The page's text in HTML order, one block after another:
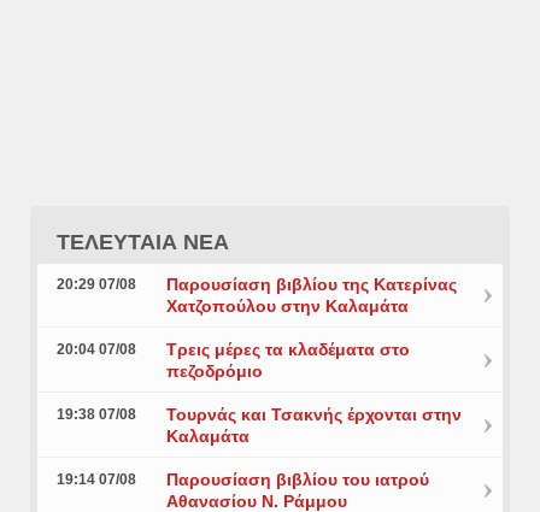
ΤΕΛΕΥΤΑΙΑ ΝΕΑ
20:29 07/08
Παρουσίαση βιβλίου της Κατερίνας
Χατζοπούλου στην Καλαμάτα
20:04 07/08
Τρεις μέρες τα κλαδέματα στο
πεζοδρόμιο
19:38 07/08
Τουρνάς και Τσακνής έρχονται στην
Καλαμάτα
19:14 07/08
Παρουσίαση βιβλίου του ιατρού
Αθανασίου Ν. Ράμμου